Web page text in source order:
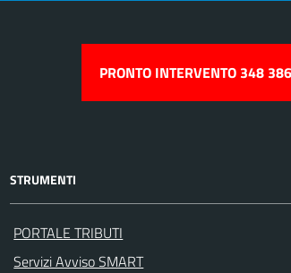
PRONTO INTERVENTO 348
STRUMENTI
PORTALE TRIBUTI
Servizi Avviso SMART